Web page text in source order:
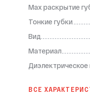
Max раскрытие
Тонкие губки
Вид
Материал
ВСЕ